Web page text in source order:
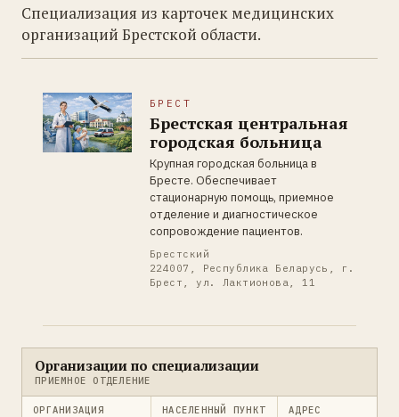
Специализация из карточек медицинских
организаций Брестской области.
БРЕСТ
Брестская центральная
городская больница
Крупная городская больница в
Бресте. Обеспечивает
стационарную помощь, приемное
отделение и диагностическое
сопровождение пациентов.
Брестский
224007, Республика Беларусь, г.
Брест, ул. Лактионова, 11
Организации по специализации
ПРИЕМНОЕ ОТДЕЛЕНИЕ
ОРГАНИЗАЦИЯ НАСЕЛЕННЫЙ ПУНКТ АДРЕС